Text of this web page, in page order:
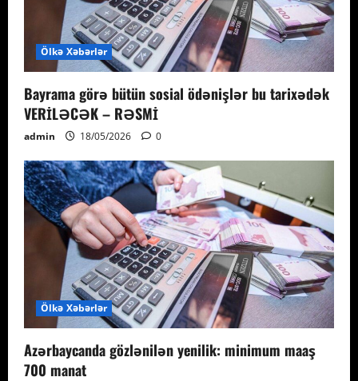
Ölkə Xəbərlər
Bayrama görə bütün sosial ödənişlər bu tarixədək
VERİLƏCƏK – RƏSMİ
admin 18/05/2026 0
Ölkə Xəbərlər
Azərbaycanda gözlənilən yenilik: minimum maaş
700 manat